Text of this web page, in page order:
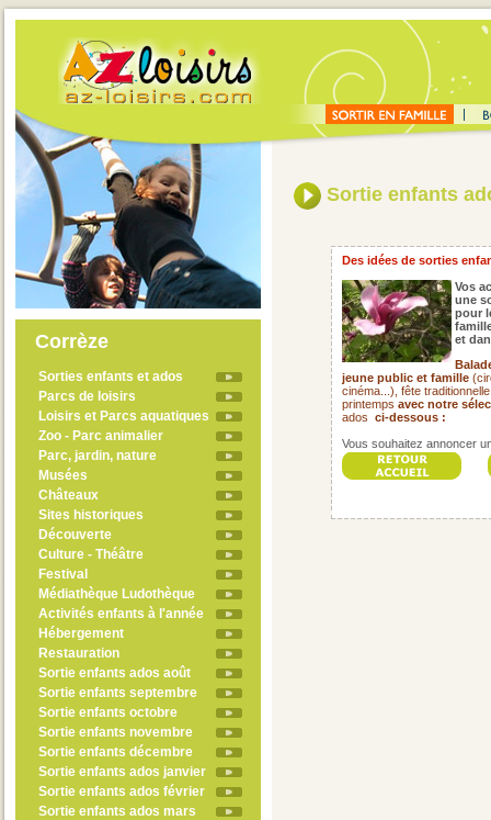
Corrèze
Sorties enfants et ados
Parcs de loisirs
Loisirs et Parcs aquatiques
Zoo - Parc animalier
Parc, jardin, nature
Musées
Châteaux
Sites historiques
Découverte
Culture - Théâtre
Festival
Médiathèque Ludothèque
Activités enfants à l'année
Hébergement
Restauration
Sortie enfants ados août
Sortie enfants septembre
Sortie enfants octobre
Sortie enfants novembre
Sortie enfants décembre
Sortie enfants ados janvier
Sortie enfants ados février
Sortie enfants ados mars
Sortie enfants
Des idées de sorties
Vos
une
pour
et
jeune public et famille
cinéma...), fête
printemps avec notre
ados ci-dessous :
Vous souhaitez annoncer